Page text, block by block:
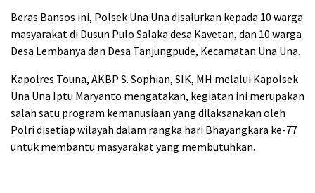
Beras Bansos ini, Polsek Una Una disalurkan kepada 10 warga
masyarakat di Dusun Pulo Salaka desa Kavetan, dan 10 warga
Desa Lembanya dan Desa Tanjungpude, Kecamatan Una Una.
Kapolres Touna, AKBP S. Sophian, SIK, MH melalui Kapolsek
Una Una Iptu Maryanto mengatakan, kegiatan ini merupakan
salah satu program kemanusiaan yang dilaksanakan oleh
Polri disetiap wilayah dalam rangka hari Bhayangkara ke-77
untuk membantu masyarakat yang membutuhkan.